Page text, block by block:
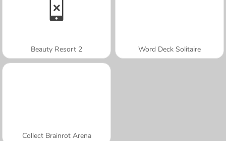
Beauty Resort 2 Word Deck Solitaire
Collect Brainrot Arena